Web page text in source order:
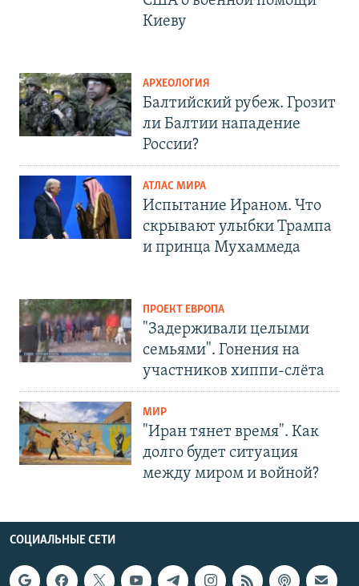
Киеву
АРХЕОЛОГИЯ
Балтийский рубеж. Грозит
ли Балтии нападение
России?
АТЛАС МИРА
Испытание Ираном. Что
скрывают улыбки Трампа
и принца Мухаммеда
ПРОЕКТ ЕВРОПА
"Задерживали целыми
семьями". Гонения на
участников хиппи-слёта
МИР
"Иран тянет время". Как
долго будет ситуация
между миром и войной?
СОЦИАЛЬНЫЕ СЕТИ